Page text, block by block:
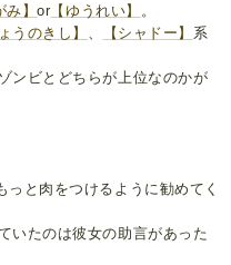
み】or 【ゆうれい】
。
うのきし】 【シャドー】 系
ンビとどちらが上位なのかが
と肉をつけるように勧めてく
いたのは彼女の助言があった